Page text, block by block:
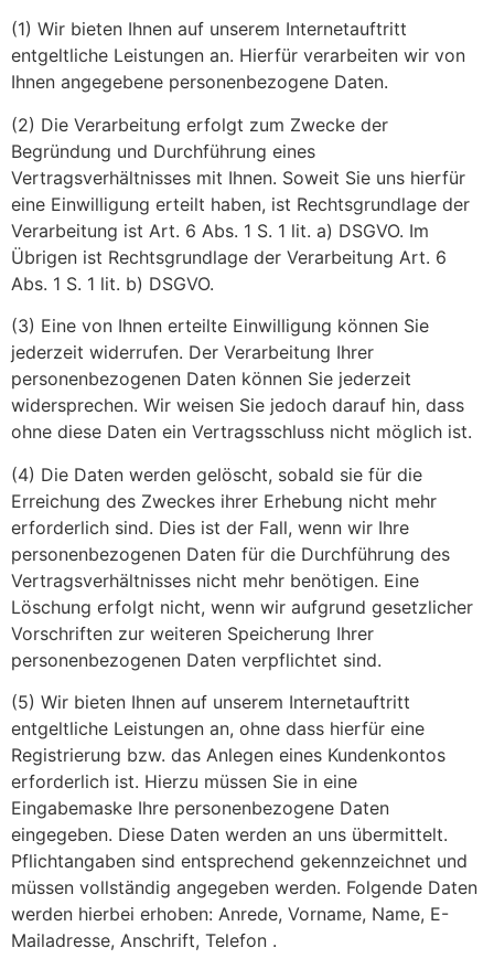
(1) Wir bieten Ihnen auf unserem Internetauftritt
entgeltliche Leistungen an. Hierfür verarbeiten wir von
Ihnen angegebene personenbezogene Daten.
(2) Die Verarbeitung erfolgt zum Zwecke der
Begründung und Durchführung eines
Vertragsverhältnisses mit Ihnen. Soweit Sie uns hierfür
eine Einwilligung erteilt haben, ist Rechtsgrundlage der
Verarbeitung ist Art. 6 Abs. 1 S. 1 lit. a) DSGVO. Im
Übrigen ist Rechtsgrundlage der Verarbeitung Art. 6
Abs. 1 S. 1 lit. b) DSGVO.
(3) Eine von Ihnen erteilte Einwilligung können Sie
jederzeit widerrufen. Der Verarbeitung Ihrer
personenbezogenen Daten können Sie jederzeit
widersprechen. Wir weisen Sie jedoch darauf hin, dass
ohne diese Daten ein Vertragsschluss nicht möglich ist.
(4) Die Daten werden gelöscht, sobald sie für die
Erreichung des Zweckes ihrer Erhebung nicht mehr
erforderlich sind. Dies ist der Fall, wenn wir Ihre
personenbezogenen Daten für die Durchführung des
Vertragsverhältnisses nicht mehr benötigen. Eine
Löschung erfolgt nicht, wenn wir aufgrund gesetzlicher
Vorschriften zur weiteren Speicherung Ihrer
personenbezogenen Daten verpflichtet sind.
(5) Wir bieten Ihnen auf unserem Internetauftritt
entgeltliche Leistungen an, ohne dass hierfür eine
Registrierung bzw. das Anlegen eines Kundenkontos
erforderlich ist. Hierzu müssen Sie in eine
Eingabemaske Ihre personenbezogene Daten
eingegeben. Diese Daten werden an uns übermittelt.
Pflichtangaben sind entsprechend gekennzeichnet und
müssen vollständig angegeben werden. Folgende Daten
werden hierbei erhoben: Anrede, Vorname, Name, E-
Mailadresse, Anschrift, Telefon .